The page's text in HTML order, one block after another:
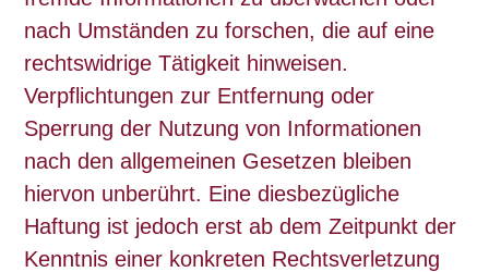
nach Umständen zu forschen, die auf eine
rechtswidrige Tätigkeit hinweisen.
Verpflichtungen zur Entfernung oder
Sperrung der Nutzung von Informationen
nach den allgemeinen Gesetzen bleiben
hiervon unberührt. Eine diesbezügliche
Haftung ist jedoch erst ab dem Zeitpunkt der
Kenntnis einer konkreten Rechtsverletzung